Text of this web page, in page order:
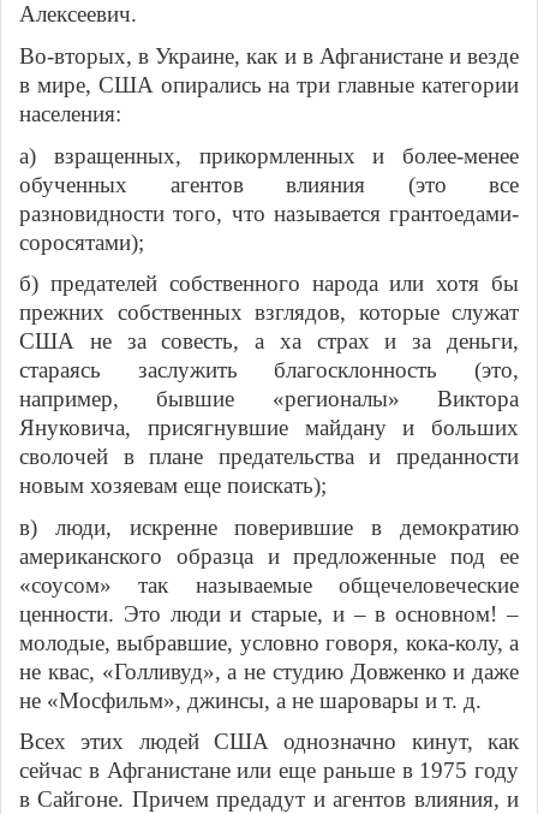
Алексеевич.
Во-вторых, в Украине, как и в Афганистане и везде
в мире, США опирались на три главные категории
населения:
а) взращенных, прикормленных и более-менее
обученных агентов влияния (это все
разновидности того, что называется грантоедами-
соросятами);
б) предателей собственного народа или хотя бы
прежних собственных взглядов, которые служат
США не за совесть, а ха страх и за деньги,
стараясь заслужить благосклонность (это,
например, бывшие «регионалы» Виктора
Януковича, присягнувшие майдану и больших
сволочей в плане предательства и преданности
новым хозяевам еще поискать);
в) люди, искренне поверившие в демократию
американского образца и предложенные под ее
«соусом» так называемые общечеловеческие
ценности. Это люди и старые, и – в основном! –
молодые, выбравшие, условно говоря, кока-колу, а
не квас, «Голливуд», а не студию Довженко и даже
не «Мосфильм», джинсы, а не шаровары и т. д.
Всех этих людей США однозначно кинут, как
сейчас в Афганистане или еще раньше в 1975 году
в Сайгоне. Причем предадут и агентов влияния, и